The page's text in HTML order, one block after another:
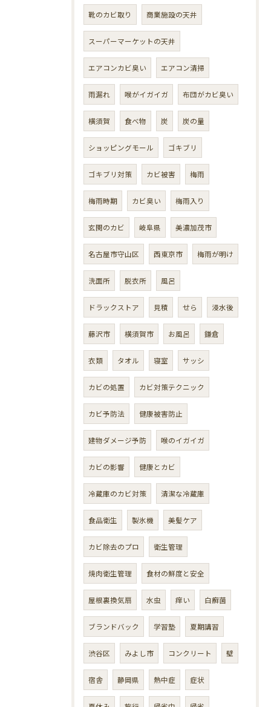
靴のカビ取り 商業施設の天井
スーパーマーケットの天井
エアコンカビ臭い エアコン清掃
雨漏れ 喉がイガイガ 布団がカビ臭い
横須賀 食べ物 炭 炭の量
ショッピングモール ゴキブリ
ゴキブリ対策 カビ被害 梅雨
梅雨時期 カビ臭い 梅雨入り
玄関のカビ 岐阜県 美濃加茂市
名古屋市守山区 西東京市 梅雨が明け
洗面所 脱衣所 風呂
ドラックストア 見積 せら 浸水後
藤沢市 横須賀市 お風呂 鎌倉
衣類 タオル 寝室 サッシ
カビの処置 カビ対策テクニック
カビ予防法 健康被害防止
建物ダメージ予防 喉のイガイガ
カビの影響 健康とカビ
冷蔵庫のカビ対策 清潔な冷蔵庫
食品衛生 製氷機 美髪ケア
カビ除去のプロ 衛生管理
焼肉衛生管理 食材の鮮度と安全
屋根裏換気扇 水虫 痒い 白癬菌
ブランドバック 学習塾 夏期講習
渋谷区 みよし市 コンクリート 壁
宿舎 静岡県 熱中症 症状